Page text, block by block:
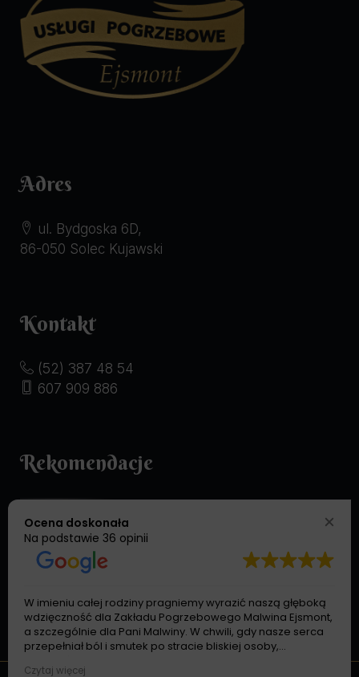
Adres
ul. Bydgoska 6D,
86-050 Solec Kujawski
Kontakt
(52) 387 48 54
607 909 886
Rekomendacje
Ocena doskonała
Na podstawie 36 opinii
W imieniu całej rodziny pragniemy wyrazić naszą głęboką
wdzięczność dla Zakładu Pogrzebowego Malwina Ejsmont,
a szczególnie dla Pani Malwiny. W chwili, gdy nasze serca
przepełniał ból i smutek po stracie bliskiej osoby,
Czytaj więcej